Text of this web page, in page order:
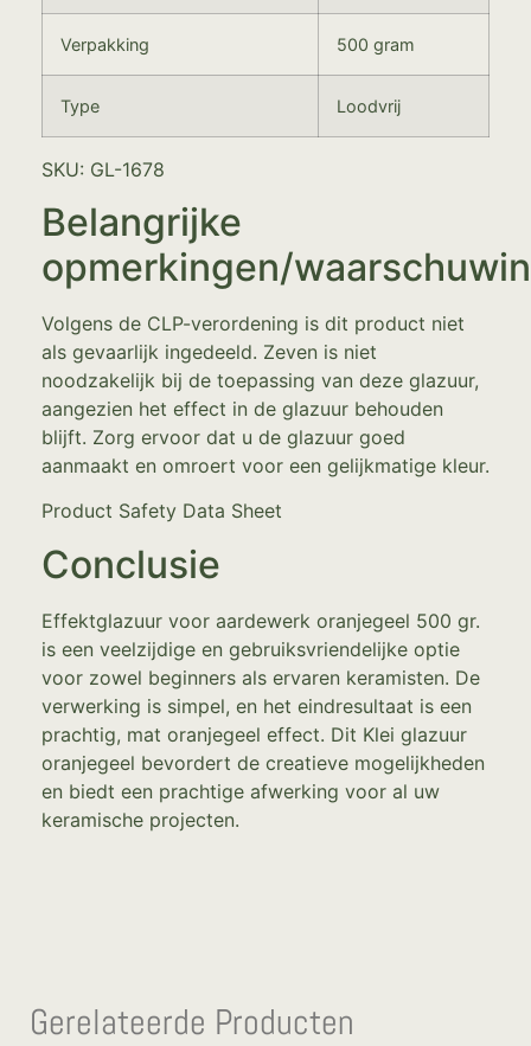
Verpakking 500 gram
Type Loodvrij
SKU: GL-1678
Belangrijke
opmerkingen/
Volgens de CLP-verordening is dit product niet
als gevaarlijk ingedeeld. Zeven is niet
noodzakelijk bij de toepassing van deze glazuur,
aangezien het effect in de glazuur behouden
blijft. Zorg ervoor dat u de glazuur goed
aanmaakt en omroert voor een gelijkmatige kleur.
Product Safety Data Sheet
Conclusie
Effektglazuur voor aardewerk oranjegeel 500 gr.
is een veelzijdige en gebruiksvriendelijke optie
voor zowel beginners als ervaren keramisten. De
verwerking is simpel, en het eindresultaat is een
prachtig, mat oranjegeel effect. Dit Klei glazuur
oranjegeel bevordert de creatieve mogelijkheden
en biedt een prachtige afwerking voor al uw
keramische projecten.
Gerelateerde Producten